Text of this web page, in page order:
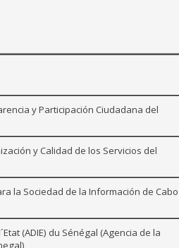
y Participación Ciudadana del
y Calidad de los Servicios del
la Sociedad de la Información de Cabo
(ADIE) du Sénégal (Agencia de la